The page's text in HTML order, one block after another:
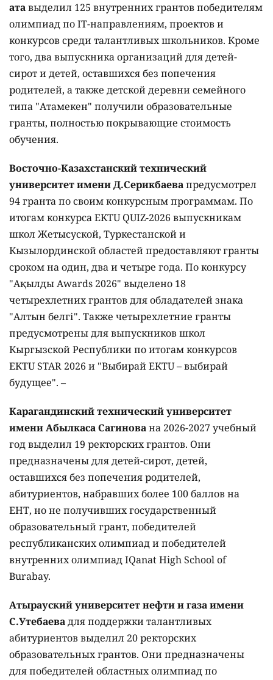
атавыделил 125 внутренних грантов победителям
олимпиад по IT-направлениям, проектов и
конкурсов среди талантливых школьников. Кроме
того, два выпускника организаций для детей-
сирот и детей, оставшихся без попечения
родителей, а также детской деревни семейного
типа "Атамекен" получили образовательные
гранты, полностью покрывающие стоимость
обучения.
Восточно-Казахстанский технический
университет имени Д.Серикбаевапредусмотрел
94 гранта по своим конкурсным программам. По
итогам конкурса EKTU QUIZ-2026 выпускникам
школ Жетысуской, Туркестанской и
Кызылординской областей предоставляют гранты
сроком на один, два и четыре года. По конкурсу
"Ақылды Awards 2026" выделено 18
четырехлетних грантов для обладателей знака
"Алтын белгі". Также четырехлетние гранты
предусмотрены для выпускников школ
Кыргызской Республики по итогам конкурсов
EKTU STAR 2026 и "Выбирай EKTU – выбирай
будущее". –
Карагандинский технический университет
имени Абылкаса Сагинована 2026-2027 учебный
год выделил 19 ректорских грантов. Они
предназначены для детей-сирот, детей,
оставшихся без попечения родителей,
абитуриентов, набравших более 100 баллов на
ЕНТ, но не получивших государственный
образовательный грант, победителей
республиканских олимпиад и победителей
внутренних олимпиад IQanat High School of
Burabay.
Атырауский университет нефти и газа имени
С.Утебаевадля поддержки талантливых
абитуриентов выделил 20 ректорских
образовательных грантов. Они предназначены
для победителей областных олимпиад по